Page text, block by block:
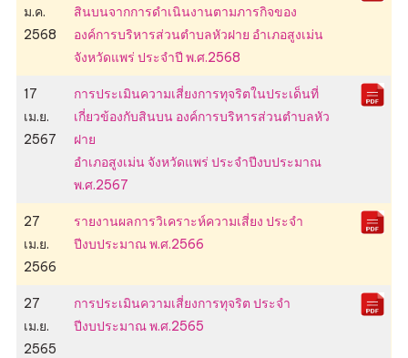
ม.ค.
2568
สินบนจากการดำเนินงานตามภารกิจของ
องค์การบริหารส่วนตำบลหัวฝาย อำเภอสูงเม่น
จังหวัดแพร่ ประจำปี พ.ศ.2568
17
เม.ย.
2567
การประเมินความเสี่ยงการทุจริตในประเด็นที่
เกี่ยวข้องกับสินบน องค์การบริหารส่วนตำบลหัว
ฝาย
อำเภอสูงเม่น จังหวัดแพร่ ประจำปีงบประมาณ
พ.ศ.2567
27
เม.ย.
2566
รายงานผลการวิเคราะห์ความเสี่ยง ประจำ
ปีงบประมาณ พ.ศ.2566
27
เม.ย.
2565
การประเมินความเสี่ยงการทุจริต ประจำ
ปีงบประมาณ พ.ศ.2565